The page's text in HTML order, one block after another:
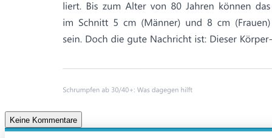
Keine Kommentare